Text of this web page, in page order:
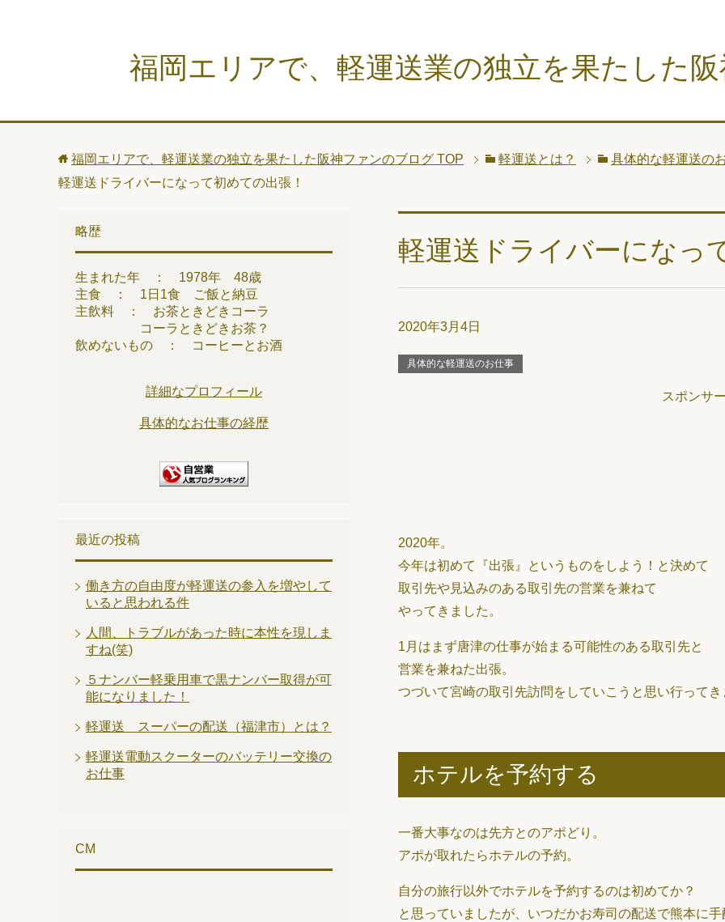
福岡エリアで、軽運送業の独立を果たした
福岡エリアで、軽運送業の独立を果たした阪神ファンのブログ TOP 軽運送とは？
具体的な軽運送の
軽運送ドライバーになって初めての出張！
軽運送ドライバーになっ
2020年3月4日
具体的な軽運送のお仕事
スポンサ
2020年。
今年は初めて『出張』というものをしよう！と決めて
取引先や見込みのある取引先の営業を兼ねて
やってきました。
1月はまず唐津の仕事が始まる可能性のある取引先と
営業を兼ねた出張。
つづいて宮崎の取引先訪問をしていこうと思い行ってき
ホテルを予約する
一番大事なのは先方とのアポどり。
アポが取れたらホテルの予約。
自分の旅行以外でホテルを予約するのは初めてか？
と思っていましたが、いつだかお寿司の配送で熊本に
略歴
生まれた年 ： 1978年 48歳
主食 ： 1日1食 ご飯と納豆
主飲料 ： お茶ときどきコーラ
コーラときどきお茶？
飲めないもの ： コーヒーとお酒
詳細なプロフィール
具体的なお仕事の経歴
最近の投稿
働き方の自由度が軽運送の参入を増やして
いると思われる件
人間、トラブルがあった時に本性を現しま
すね(笑)
５ナンバー軽乗用車で黒ナンバー取得が可
能になりました！
軽運送 スーパーの配送（福津市）とは？
軽運送電動スクーターのバッテリー交換の
お仕事
CM